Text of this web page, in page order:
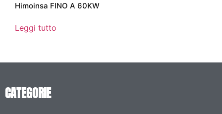
Himoinsa FINO A 60KW
Leggi tutto
CATEGORIE